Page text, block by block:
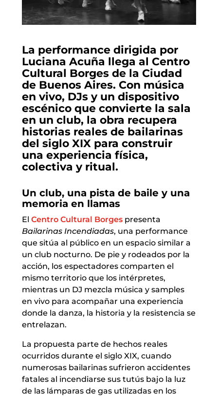
La performance dirigida por
Luciana Acuña llega al Centro
Cultural Borges de la Ciudad
de Buenos Aires. Con música
en vivo, DJs y un dispositivo
escénico que convierte la sala
en un club, la obra recupera
historias reales de bailarinas
del siglo XIX para construir
una experiencia física,
colectiva y ritual.
Un club, una pista de baile y una
memoria en llamas
El Centro Cultural Borgespresenta
Bailarinas Incendiadas, una performance
que sitúa al público en un espacio similar a
un club nocturno. De pie y rodeados por la
acción, los espectadores comparten el
mismo territorio que los intérpretes,
mientras un DJ mezcla música y samples
en vivo para acompañar una experiencia
donde la danza, la historia y la resistencia se
entrelazan.
La propuesta parte de hechos reales
ocurridos durante el siglo XIX, cuando
numerosas bailarinas sufrieron accidentes
fatales al incendiarse sus tutús bajo la luz
de las lámparas de gas utilizadas en los